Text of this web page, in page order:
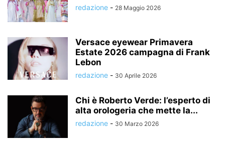
redazione - 28 Maggio 2026
Versace eyewear Primavera
Estate 2026 campagna di Frank
Lebon
redazione - 30 Aprile 2026
Chi è Roberto Verde: l’esperto di
alta orologeria che mette la...
redazione - 30 Marzo 2026